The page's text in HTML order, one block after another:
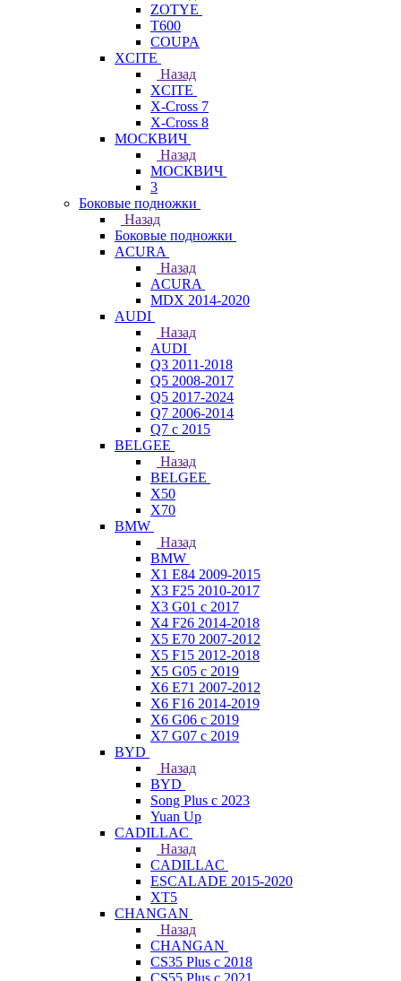
ZOTYE
T600
COUPA
XCITE
Назад
XCITE
X-Cross 7
X-Cross 8
МОСКВИЧ
Назад
МОСКВИЧ
3
Боковые подножки
Назад
Боковые подножки
ACURA
Назад
ACURA
MDX 2014-2020
AUDI
Назад
AUDI
Q3 2011-2018
Q5 2008-2017
Q5 2017-2024
Q7 2006-2014
Q7 с 2015
BELGEE
Назад
BELGEE
X50
X70
BMW
Назад
BMW
X1 E84 2009-2015
X3 F25 2010-2017
X3 G01 с 2017
X4 F26 2014-2018
X5 E70 2007-2012
X5 F15 2012-2018
X5 G05 с 2019
X6 E71 2007-2012
X6 F16 2014-2019
X6 G06 с 2019
X7 G07 с 2019
BYD
Назад
BYD
Song Plus с 2023
Yuan Up
CADILLAC
Назад
CADILLAC
ESСALADE 2015-2020
XT5
CHANGAN
Назад
CHANGAN
CS35 Plus с 2018
CS55 Plus с 2021